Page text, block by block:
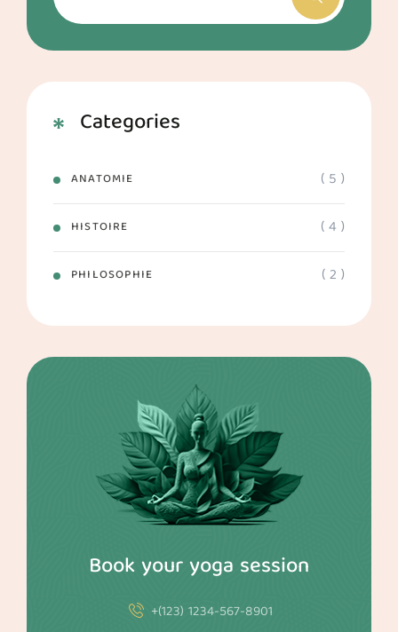
Categories
ANATOMIE ( 5 )
HISTOIRE ( 4 )
PHILOSOPHIE ( 2 )
Book your yoga session
+(123) 1234-567-8901